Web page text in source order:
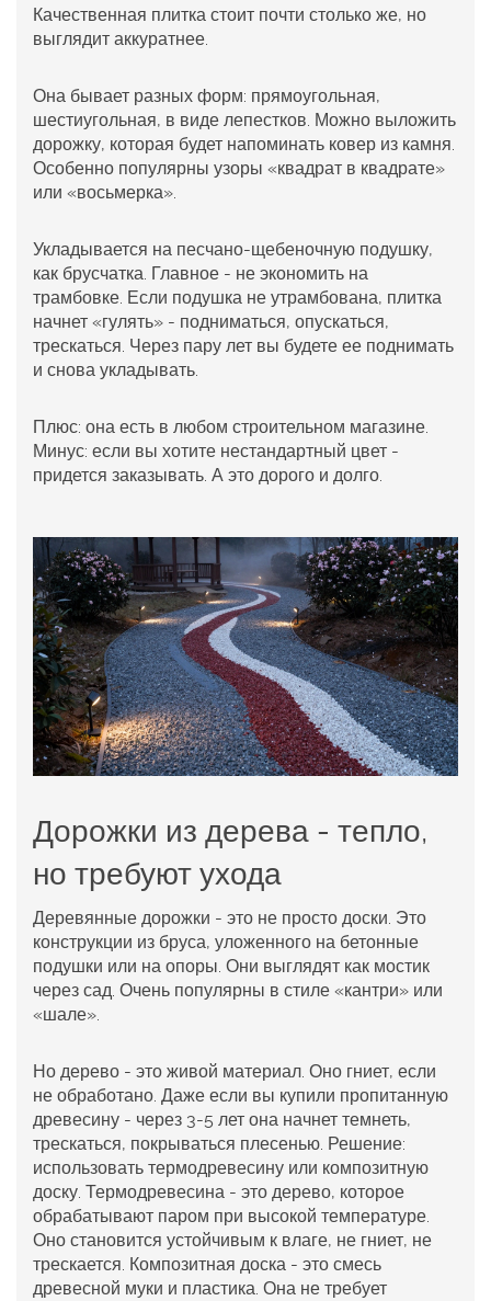
Качественная плитка стоит почти столько же, но
выглядит аккуратнее.
Она бывает разных форм: прямоугольная,
шестиугольная, в виде лепестков. Можно выложить
дорожку, которая будет напоминать ковер из камня.
Особенно популярны узоры «квадрат в квадрате»
или «восьмерка».
Укладывается на песчано-щебеночную подушку,
как брусчатка. Главное - не экономить на
трамбовке. Если подушка не утрамбована, плитка
начнет «гулять» - подниматься, опускаться,
трескаться. Через пару лет вы будете ее поднимать
и снова укладывать.
Плюс: она есть в любом строительном магазине.
Минус: если вы хотите нестандартный цвет -
придется заказывать. А это дорого и долго.
Дорожки из дерева - тепло,
но требуют ухода
Деревянные дорожки - это не просто доски. Это
конструкции из бруса, уложенного на бетонные
подушки или на опоры. Они выглядят как мостик
через сад. Очень популярны в стиле «кантри» или
«шале».
Но дерево - это живой материал. Оно гниет, если
не обработано. Даже если вы купили пропитанную
древесину - через 3-5 лет она начнет темнеть,
трескаться, покрываться плесенью. Решение:
использовать термодревесину или композитную
доску. Термодревесина - это дерево, которое
обрабатывают паром при высокой температуре.
Оно становится устойчивым к влаге, не гниет, не
трескается. Композитная доска - это смесь
древесной муки и пластика. Она не требует